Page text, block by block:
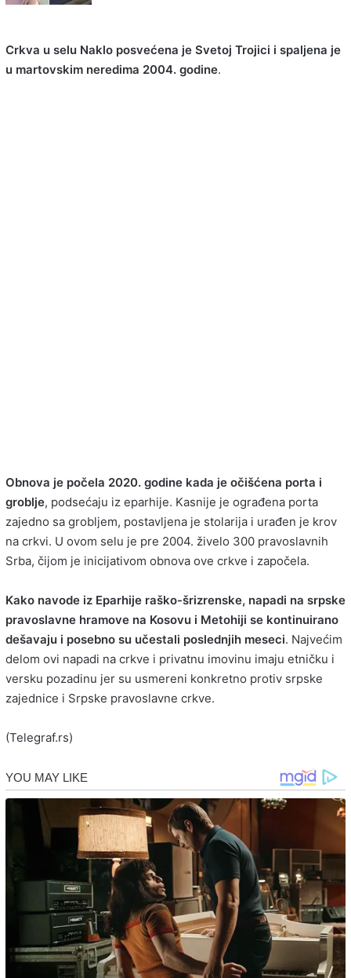
Crkva u selu Naklo posvećena je Svetoj Trojici i spaljena je
u martovskim neredima 2004. godine.
Obnova je počela 2020. godine kada je očišćena porta i
groblje, podsećaju iz eparhije. Kasnije je ograđena porta
zajedno sa grobljem, postavljena je stolarija i urađen je krov
na crkvi. U ovom selu je pre 2004. živelo 300 pravoslavnih
Srba, čijom je inicijativom obnova ove crkve i započela.
Kako navode iz Eparhije raško-šrizrenske, napadi na srpske
pravoslavne hramove na Kosovu i Metohiji se kontinuirano
dešavaju i posebno su učestali poslednjih meseci. Najvećim
delom ovi napadi na crkve i privatnu imovinu imaju etničku i
versku pozadinu jer su usmereni konkretno protiv srpske
zajednice i Srpske pravoslavne crkve.
(Telegraf.rs)